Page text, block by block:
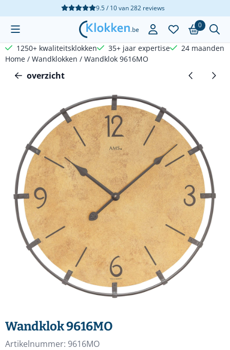
Cookievoorkeuren zijn beschikbaar. Kies instellingen of sta
9.5 / 10van282reviews
0
1250+ kwaliteitsklokken 35+ jaar expertise
24 maanden
Home / Wandklokken / Wandklok 9616MO
overzicht
Wandklok 9616MO
Artikelnummer: 9616MO